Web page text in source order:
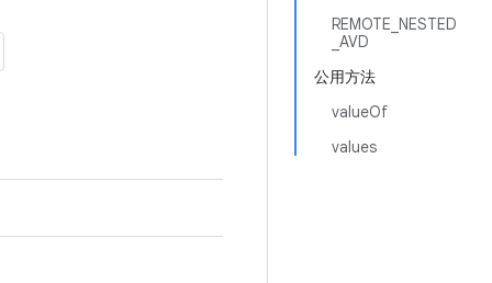
REMOTE_NESTED
_AVD
公用方法
valueOf
values